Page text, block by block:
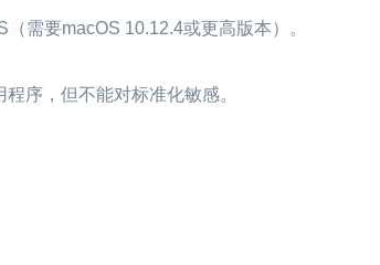
需要macOS 10.12.4或更高版本）。
序，但不能对标准化敏感。